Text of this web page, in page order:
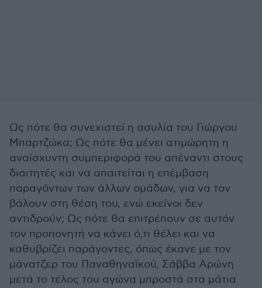
Ως πότε θα συνεχιστεί η ασυλία του Γιώργου
Μπαρτζώκα; Ως πότε θα μένει ατιμώρητη η
αναίσχυντη συμπεριφορά του απέναντι στους
διαιτητές και να απαιτείται η επέμβαση
παραγόντων των άλλων ομάδων, για να τον
βάλουν στη θέση του, ενώ εκείνοι δεν
αντιδρούν; Ως πότε θα επιτρέπουν σε αυτόν
τον προπονητή να κάνει ό,τι θέλει και να
καθυβρίζει παράγοντες, όπως έκανε με τον
μάνατζερ του Παναθηναϊκού, Σάββα Αρώνη
μετά το τέλος του αγώνα μπροστά στα μάτια